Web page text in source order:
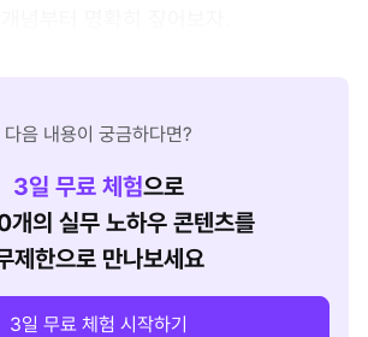
다음 내용이 궁금하다면?
3일 무료 체험으로
의 실무 노하우 콘텐츠를
제한으로 만나보세요
3일 무료 체험 시작하기